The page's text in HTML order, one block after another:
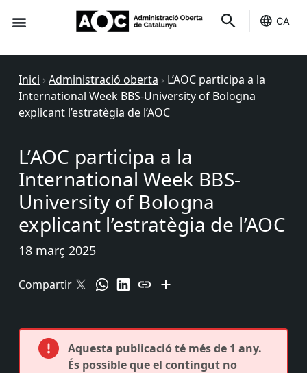
CA
Inici › Administració oberta › L’AOC participa a la
International Week BBS-University of Bologna
explicant l’estratègia de l’AOC
L’AOC participa a la
International Week BBS-
University of Bologna
explicant l’estratègia de l’AOC
18 març 2025
Compartir
Aquesta publicació té més de 1 any.
És possible que el contingut no